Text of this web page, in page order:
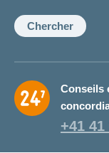
conseillère:
Chercher
Conseils
+41 41